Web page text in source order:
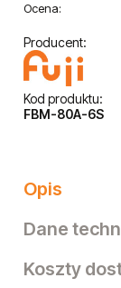
Ocena:
Producent:
Kod produktu:
FBM-80A-6S
Opis
Dane
Koszty
Cena nie